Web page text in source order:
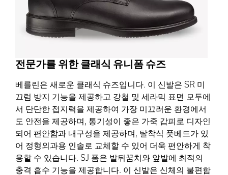
전문가를 위한 클래식 유니폼 슈즈
베를린은 새로운 클래식 슈즈입니다. 이 신발은 SR 미
끄럼 방지 기능을 제공하고 강철 및 세라믹 표면 모두에
서 단단한 접지력을 제공하여 가장 미끄러운 환경에서
도 안전을 제공하며, 통기성이 좋은 가죽 갑피로 디자인
되어 편안함과 내구성을 제공하며, 탈착식 풋베드가 있
어 정형외과용 인솔로 교체할 수 있어 더욱 편안하게 착
용할 수 있습니다. SJ 폼은 발뒤꿈치와 앞발에 최적의
충격 흡수 기능을 제공합니다. 이 신발은 신체의 불편함